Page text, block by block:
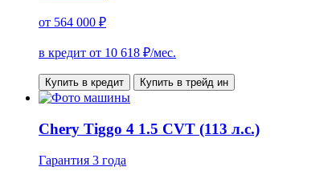
от 564 000 ₽
в кредит от 10 618 ₽/мес.
Купить в кредит Купить в трейд ин
Chery Tiggo 4 1.5 CVT (113 л.с.)
Гарантия 3 года